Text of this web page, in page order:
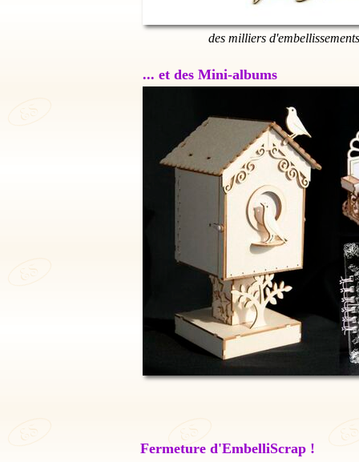
des milliers
... et des Mini-albums
Fermeture d'EmbelliScrap !